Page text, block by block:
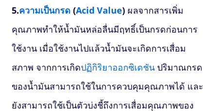
5.ความเป็นกรด (Acid Value) ผลจากสารเพิ่ม
คุณภาพทำให้น้ำมันหล่อลื่นมีฤทธิ์เป็นกรดก่อนการ
ใช้งาน เมื่อใช้งานไปแล้วน้ำมันจะเกิดการเสื่อม
สภาพ จากการเกิดปฏิกิริยาออกซิเดชัน ปริมาณกรด
ของน้ำมันสามารถใช้ในการควบคุมคุณภาพได้ และ
ยังสามารถใช้เป็นตัวบ่งชี้ถึงการเสื่อมคุณภาพของ